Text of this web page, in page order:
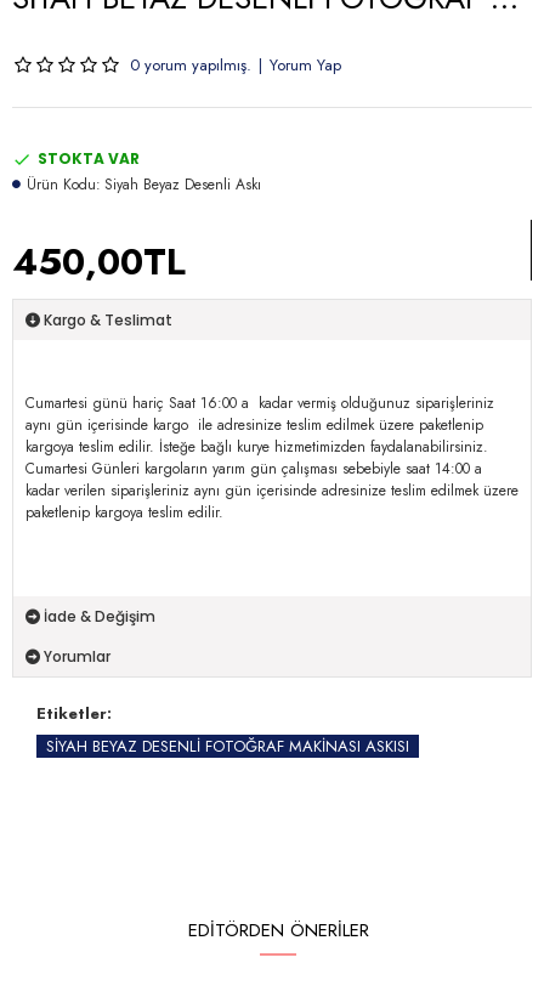
0 yorum yapılmış. | Yorum Yap
450,00TL
STOKTA VAR
Ürün Kodu: Siyah Beyaz Desenli Askı
Kargo & Teslimat
Cumartesi günü hariç Saat 16:00 a kadar vermiş olduğunuz siparişleriniz
aynı gün içerisinde kargo ile adresinize teslim edilmek üzere paketlenip
kargoya teslim edilir. İsteğe bağlı kurye hizmetimizden faydalanabilirsiniz.
Cumartesi Günleri kargoların yarım gün çalışması sebebiyle saat 14:00 a
kadar verilen siparişleriniz aynı gün içerisinde adresinize teslim edilmek üzere
paketlenip kargoya teslim edilir.
İade & Değişim
Yorumlar
Etiketler:
SİYAH BEYAZ DESENLİ FOTOĞRAF MAKİNASI ASKISI
EDITÖRDEN ÖNERILER